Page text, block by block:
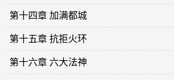
第十四章 加满都城
第十五章 抗拒火环
第十六章 六大法神